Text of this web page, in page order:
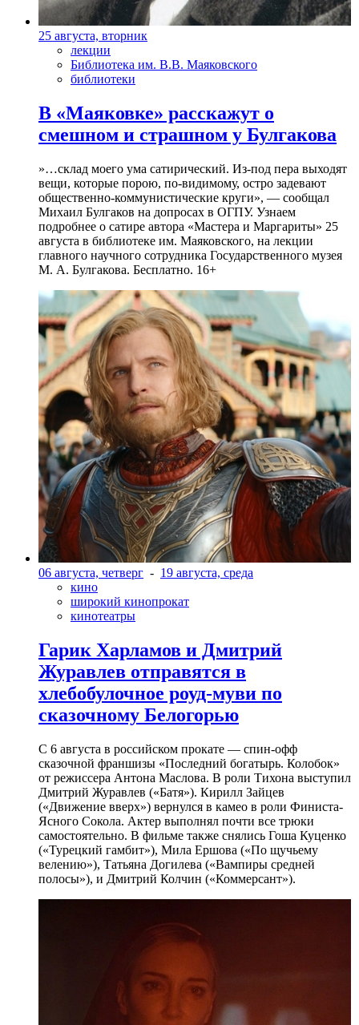
25 августа, вторник
лекции
Библиотека им. В.В. Маяковского
библиотеки
В «Маяковке» расскажут о
смешном и страшном у Булгакова
»…склад моего ума сатирический. Из-под пера выходят
вещи, которые порою, по-видимому, остро задевают
общественно-коммунистические круги», — сообщал
Михаил Булгаков на допросах в ОГПУ. Узнаем
подробнее о сатире автора «Мастера и Маргариты» 25
августа в библиотеке им. Маяковского, на лекции
главного научного сотрудника Государственного музея
М. А. Булгакова. Бесплатно. 16+
06 августа, четверг - 19 августа, среда
кино
широкий кинопрокат
кинотеатры
Гарик Харламов и Дмитрий
Журавлев отправятся в
хлебобулочное роуд-муви по
сказочному Белогорью
С 6 августа в российском прокате — спин-офф
сказочной франшизы «Последний богатырь. Колобок»
от режиссера Антона Маслова. В роли Тихона выступил
Дмитрий Журавлев («Батя»). Кирилл Зайцев
(«Движение вверх») вернулся в камео в роли Финиста-
Ясного Сокола. Актер выполнял почти все трюки
самостоятельно. В фильме также снялись Гоша Куценко
(«Турецкий гамбит»), Мила Ершова («По щучьему
велению»), Татьяна Догилева («Вампиры средней
полосы»), и Дмитрий Колчин («Коммерсант»).